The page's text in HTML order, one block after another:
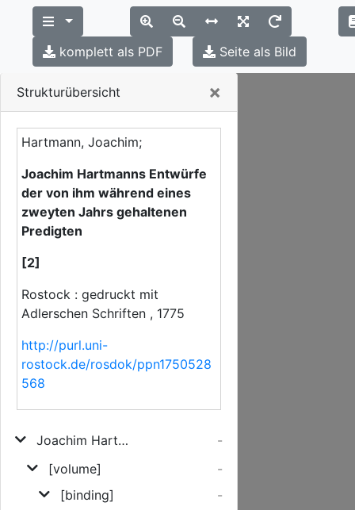
Strukturübersicht ×
Hartmann, Joachim;
Joachim Hartmanns Entwürfe
der von ihm während eines
zweyten Jahrs gehaltenen
Predigten
[2]
Rostock : gedruckt mit
Adlerschen Schriften , 1775
http://purl.uni-
rostock.de/rosdok/ppn1750528
568
Joachim Hartmanns Entwürfe der von ihm während eines Jahrs gehaltenen Predigten
-
[volume]
-
[binding]
-
komplett als PDF Seite als Bild